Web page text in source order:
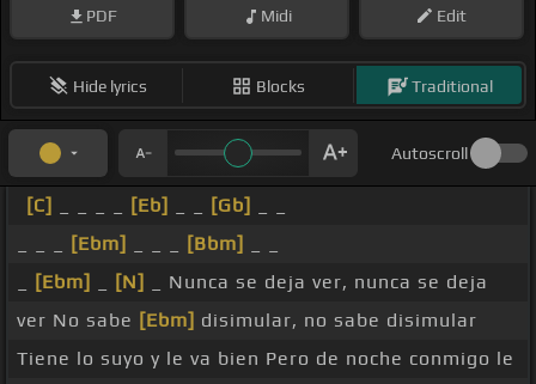
PDF Midi Edit
Hide lyrics Blocks Traditional
Autoscroll
[C] [Eb] [Gb]
[Ebm] [Bbm]
[Ebm] [N]
_ Nunca se deja ver, nunca se deja
ver No sabe [Ebm] disimular, no sabe disimular
Tiene lo suyo y le va bien Pero de noche conmigo le